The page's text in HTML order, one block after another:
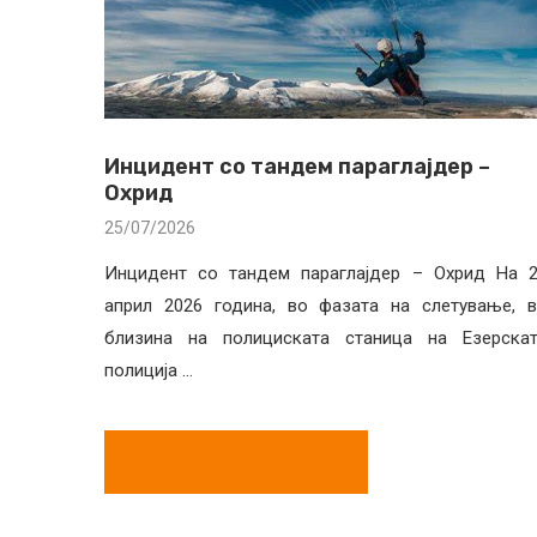
Инцидент со тандем параглајдер –
Охрид
25/07/2026
Инцидент со тандем параглајдер – Охрид На
април 2026 година, во фазата на слетување,
близина на полициската станица на
полиција …